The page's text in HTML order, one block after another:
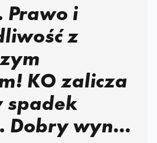
Prawo i
z
KO zalicza
spadek
Dobry wynik